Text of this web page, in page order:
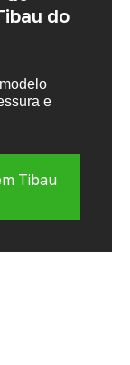
do
e
Tibau